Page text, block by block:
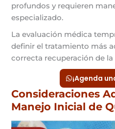
profundos y requieren
especializado.
La evaluación médica
definir el tratamiento más
correcta recuperación de
¡Agenda
Consideraciones
Manejo Inicial de